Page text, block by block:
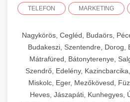
TELEFON MARKETING
Nagykörös, Cegléd, Budaörs,
Budakeszi, Szentendre, Dorog,
Mátrafüred, Bátonyterenye,
Szendrő, Edelény,
Miskolc, Eger, Mezőkövesd,
Heves, Jászapáti, Kunhegyes,